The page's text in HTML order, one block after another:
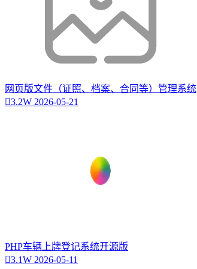
网页版文件（证照、档案、合同等）管理系统
3.2W 2026-05-21
PHP车辆上牌登记系统开源版
3.1W 2026-05-11